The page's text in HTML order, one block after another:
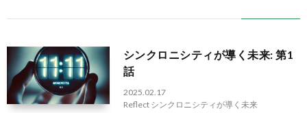
シンクロニシティが導く未来: 第1
話
2025.02.17
Reflect シンクロニシティが導く未来